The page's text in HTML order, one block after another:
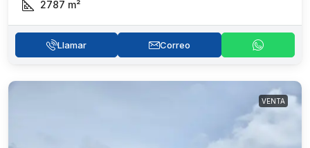
2787 m²
Llamar Correo
VENTA